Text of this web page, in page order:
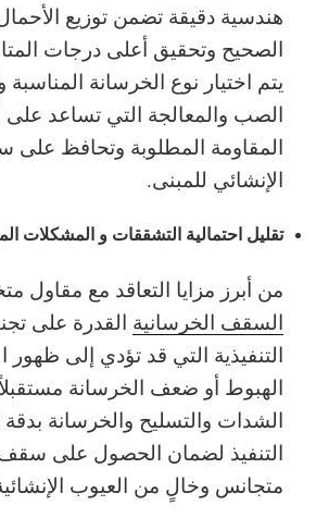
هندسية دقيقة تضمن توزيع
الصحيح وتحقيق أعلى درجات
يتم اختيار نوع الخرسانة المناسبة
الصب والمعالجة التي تساعد
المقاومة المطلوبة وتحافظ على
الإنشائي للمبنى.
تقليل احتمالية التشققات و المشكلات
من أبرز مزايا التعاقد مع
السقف الخرسانية القدرة على
التنفيذية التي قد تؤدي إلى ظهور
الهبوط أو ضعف الخرسانة
الشدات والتسليح والخرسانة بدقة
التنفيذ لضمان الحصول على
متجانس وخالٍ من العيوب